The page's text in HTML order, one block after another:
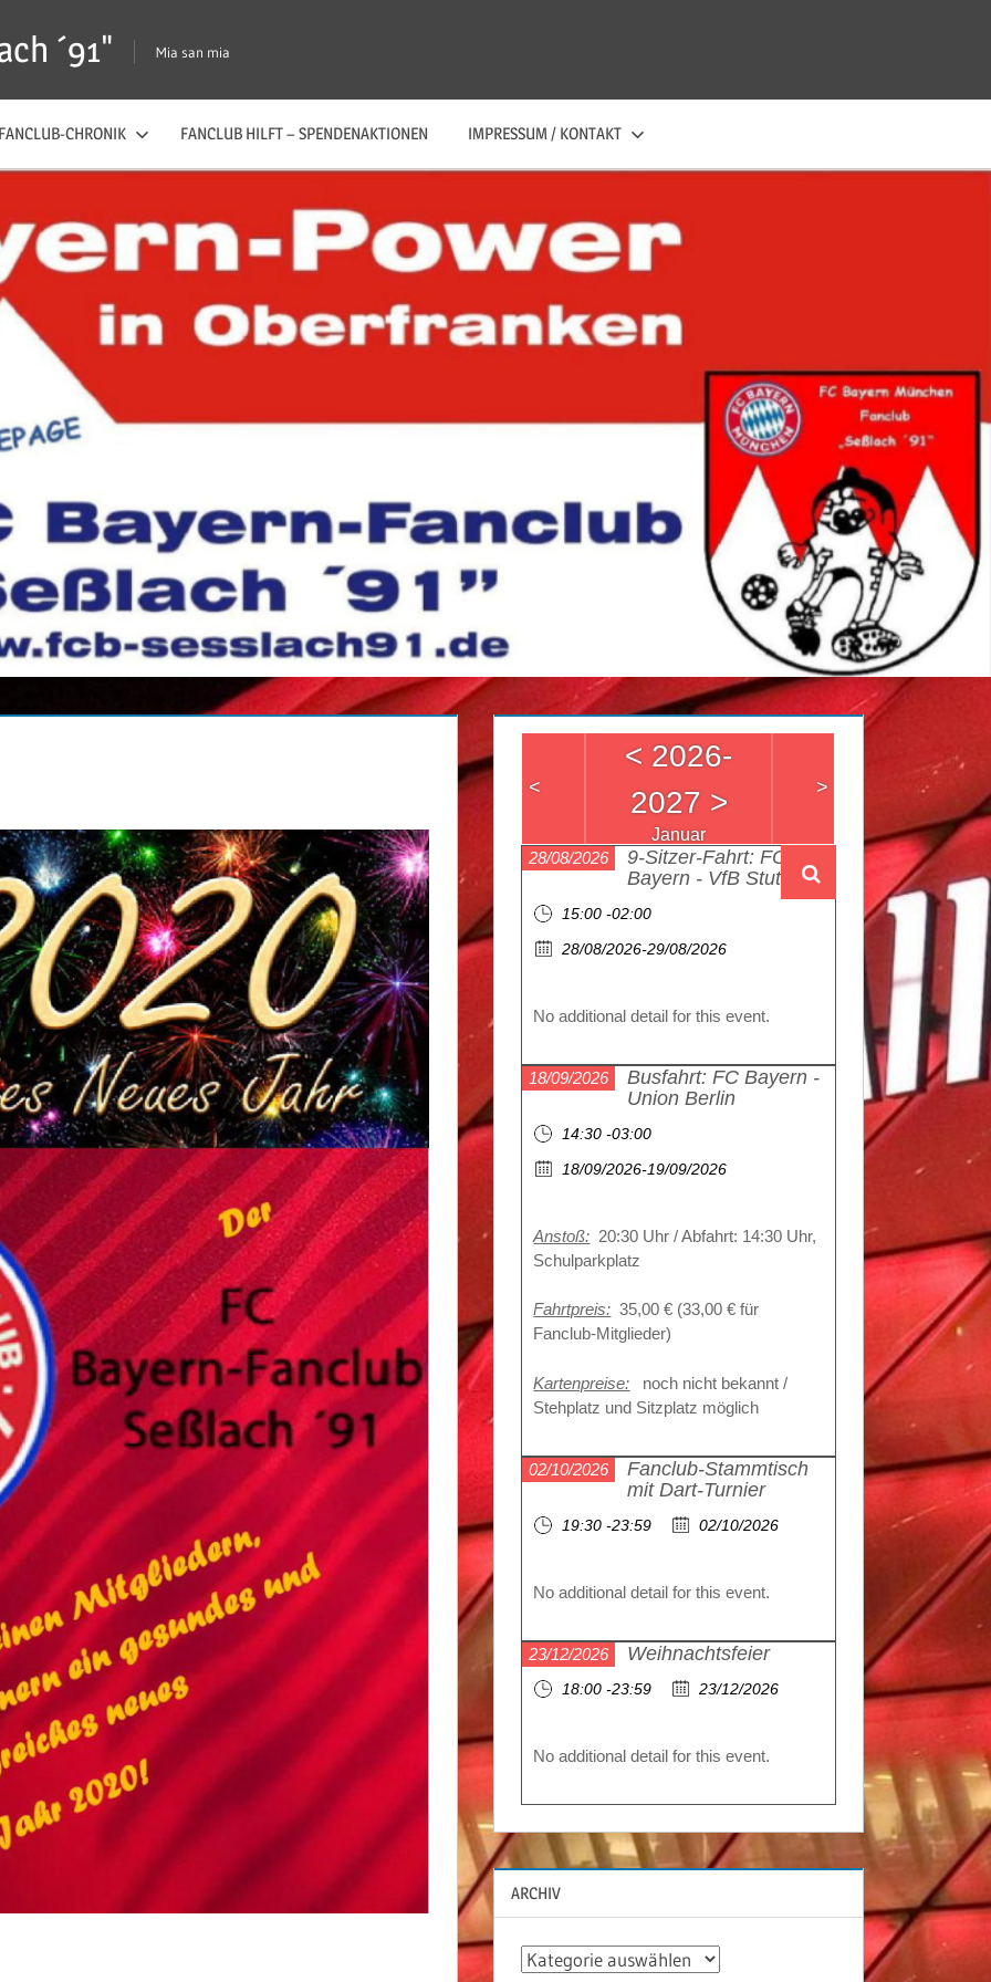
´91" Mia san mia
CHRONIK FANCLUB HILFT – SPENDENAKTIONEN IMPRESSUM / KONTAKT
<
< 2026-
2027 >
Januar
>
28/08/2026
9-Sitzer-Fahrt: FC
Bayern - VfB Stuttgart
15:00 -02:00
28/08/2026-29/08/2026
No additional detail for this event.
18/09/2026
Busfahrt: FC Bayern -
Union Berlin
14:30 -03:00
18/09/2026-19/09/2026
Anstoß: 20:30 Uhr / Abfahrt: 14:30 Uhr,
Schulparkplatz
Fahrtpreis: 35,00 € (33,00 € für
Fanclub-Mitglieder)
Kartenpreise: noch nicht bekannt /
Stehplatz und Sitzplatz möglich
02/10/2026
Fanclub-Stammtisch
mit Dart-Turnier
19:30 -23:59 02/10/2026
No additional detail for this event.
23/12/2026 Weihnachtsfeier
18:00 -23:59 23/12/2026
No additional detail for this event.
ARCHIV
A